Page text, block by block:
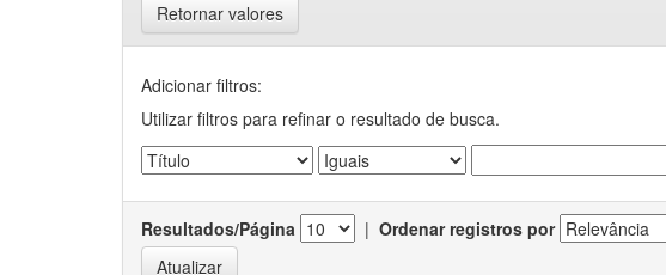
Retornar valores
Adicionar filtros:
Utilizar filtros para refinar o resultado de busca.
Resultados/Página | Ordenar registros por